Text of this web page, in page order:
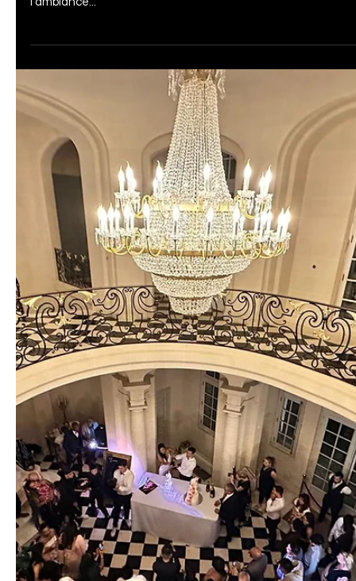
12 août 2024 2 min de lecture
Mariage
DJ Mariage Paris : Tout ce Que Vous
Savoir pour une Soirée Parfaite
Introduction : Organiser un mariage à Paris est une affaire
détails et de choix parfaits, surtout quand il s'agit de
l'ambiance...